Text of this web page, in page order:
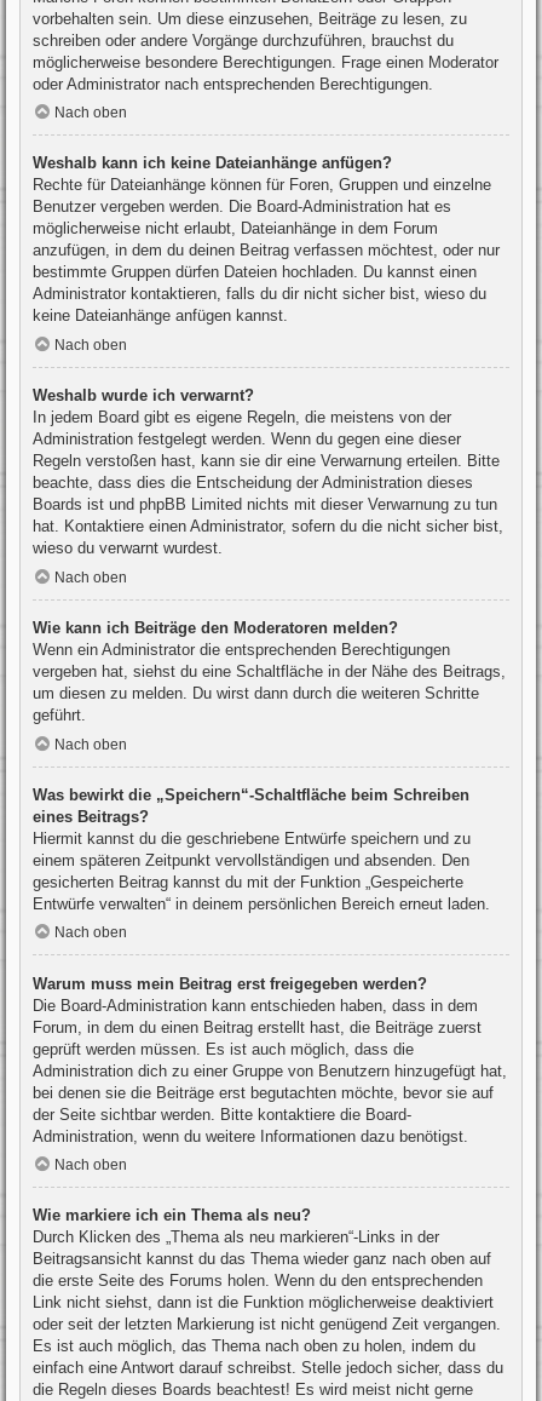
vorbehalten sein. Um diese einzusehen, Beiträge zu lesen, zu
schreiben oder andere Vorgänge durchzuführen, brauchst du
möglicherweise besondere Berechtigungen. Frage einen Moderator
oder Administrator nach entsprechenden Berechtigungen.
Nach oben
Weshalb kann ich keine Dateianhänge anfügen?
Rechte für Dateianhänge können für Foren, Gruppen und einzelne
Benutzer vergeben werden. Die Board-Administration hat es
möglicherweise nicht erlaubt, Dateianhänge in dem Forum
anzufügen, in dem du deinen Beitrag verfassen möchtest, oder nur
bestimmte Gruppen dürfen Dateien hochladen. Du kannst einen
Administrator kontaktieren, falls du dir nicht sicher bist, wieso du
keine Dateianhänge anfügen kannst.
Nach oben
Weshalb wurde ich verwarnt?
In jedem Board gibt es eigene Regeln, die meistens von der
Administration festgelegt werden. Wenn du gegen eine dieser
Regeln verstoßen hast, kann sie dir eine Verwarnung erteilen. Bitte
beachte, dass dies die Entscheidung der Administration dieses
Boards ist und phpBB Limited nichts mit dieser Verwarnung zu tun
hat. Kontaktiere einen Administrator, sofern du die nicht sicher bist,
wieso du verwarnt wurdest.
Nach oben
Wie kann ich Beiträge den Moderatoren melden?
Wenn ein Administrator die entsprechenden Berechtigungen
vergeben hat, siehst du eine Schaltfläche in der Nähe des Beitrags,
um diesen zu melden. Du wirst dann durch die weiteren Schritte
geführt.
Nach oben
Was bewirkt die „Speichern“-Schaltfläche beim Schreiben
eines Beitrags?
Hiermit kannst du die geschriebene Entwürfe speichern und zu
einem späteren Zeitpunkt vervollständigen und absenden. Den
gesicherten Beitrag kannst du mit der Funktion „Gespeicherte
Entwürfe verwalten“ in deinem persönlichen Bereich erneut laden.
Nach oben
Warum muss mein Beitrag erst freigegeben werden?
Die Board-Administration kann entschieden haben, dass in dem
Forum, in dem du einen Beitrag erstellt hast, die Beiträge zuerst
geprüft werden müssen. Es ist auch möglich, dass die
Administration dich zu einer Gruppe von Benutzern hinzugefügt hat,
bei denen sie die Beiträge erst begutachten möchte, bevor sie auf
der Seite sichtbar werden. Bitte kontaktiere die Board-
Administration, wenn du weitere Informationen dazu benötigst.
Nach oben
Wie markiere ich ein Thema als neu?
Durch Klicken des „Thema als neu markieren“-Links in der
Beitragsansicht kannst du das Thema wieder ganz nach oben auf
die erste Seite des Forums holen. Wenn du den entsprechenden
Link nicht siehst, dann ist die Funktion möglicherweise deaktiviert
oder seit der letzten Markierung ist nicht genügend Zeit vergangen.
Es ist auch möglich, das Thema nach oben zu holen, indem du
einfach eine Antwort darauf schreibst. Stelle jedoch sicher, dass du
die Regeln dieses Boards beachtest! Es wird meist nicht gerne